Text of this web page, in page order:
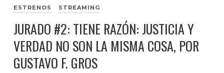
ESTRENOS STREAMING
JURADO #2: TIENE RAZÓN: JUSTICIA Y
VERDAD NO SON LA MISMA COSA, POR
GUSTAVO F. GROS